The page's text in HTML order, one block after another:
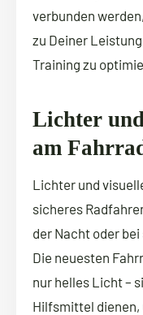
verbunden
zu Deiner
Training zu
Lichter
am
Lichter und
sicheres
der Nacht oder
Die neuesten
nur helles Licht –
Hilfsmittel dienen,